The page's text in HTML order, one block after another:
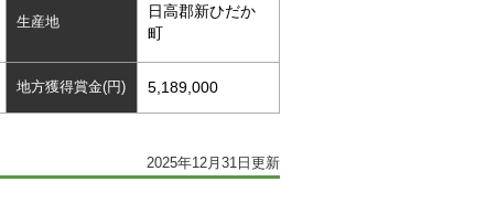
生産地
日高郡新ひだか
町
地方獲得賞金(円) 5,189,000
2025年12月31日更新